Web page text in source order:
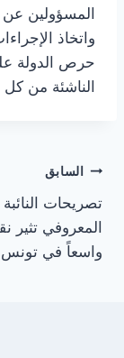
المسؤولين عن
واتخاذ
حرص الدولة
الناشئة من كل
تصفّح
المقالات
السابق
تصريحات النائبة
المعروفي تثير
واسعاً في تونس